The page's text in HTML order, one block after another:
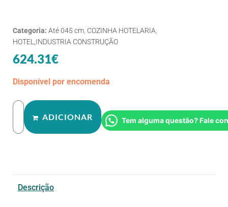
Categoria: Até 045 cm COZINHA HOTELARIA
HOTEL,INDUSTRIA CONSTRUÇÃO
624.31€
Disponível por encomenda
ADICIONAR Tem alguma questão? Fale
Descrição